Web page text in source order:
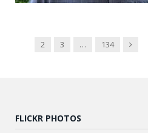
2 3 … 134 Next
FLICKR PHOTOS